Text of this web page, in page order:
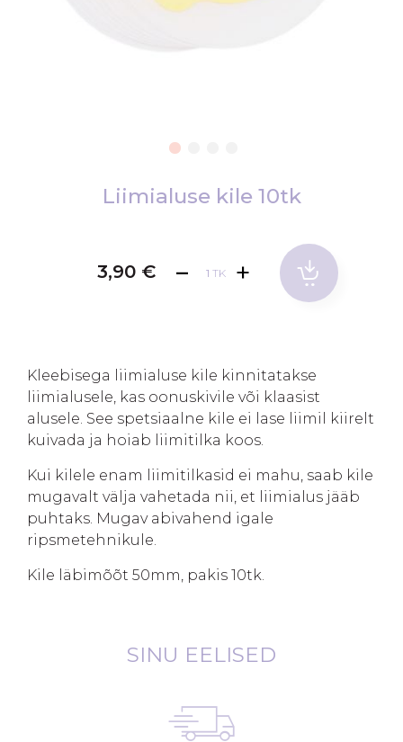
Liimialuse kile 10tk
3,90 € TK
Kleebisega liimialuse kile kinnitatakse
liimialusele, kas oonuskivile või klaasist
alusele. See spetsiaalne kile ei lase liimil kiirelt
kuivada ja hoiab liimitilka koos.
Kui kilele enam liimitilkasid ei mahu, saab kile
mugavalt välja vahetada nii, et liimialus jääb
puhtaks. Mugav abivahend igale
ripsmetehnikule.
Kile läbimõõt 50mm, pakis 10tk.
SINU EELISED